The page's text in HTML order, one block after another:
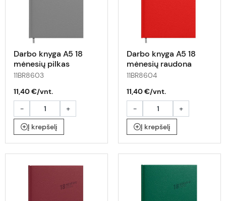
Darbo knyga A5 18
mėnesių pilkas
11BR8603
11,40 €/vnt.
-
+
Į krepšelį
Darbo knyga A5 18
mėnesių raudona
11BR8604
11,40 €/vnt.
-
+
Į krepšelį